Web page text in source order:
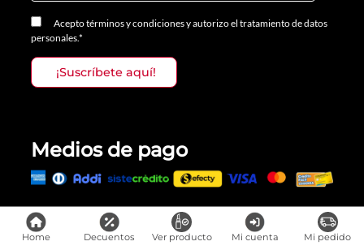
Home Decuentos Ver producto Mi cuenta Mi pedido
Aceptotérminos y condicionesyautorizo el tratamiento de datos
personales.*
Medios de pago
Todos los derechos reservados, Prosalon Distribuciones S.A.S., 2023